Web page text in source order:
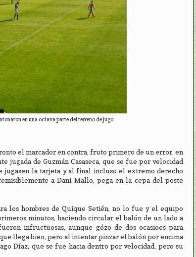
en una octava parte del terreno de jugo
el marcador en contra, fruto primero de un error, en
de Guzmán Casaseca, que se fue por velocidad
jugasen la tarjeta y al final incluso el extremo derecho
a Dani Mallo, pega en la cepa del poste
los hombres de Quique Setién, no lo fue y el equipo
minutos, haciendo circular el balón de un lado a
infructuosas, aunque gózo de dos ocasioes para
llega bien, pero al intentar pinzar el balón por encima
Díaz, que se fue hacia dentro por velocidad, pero su